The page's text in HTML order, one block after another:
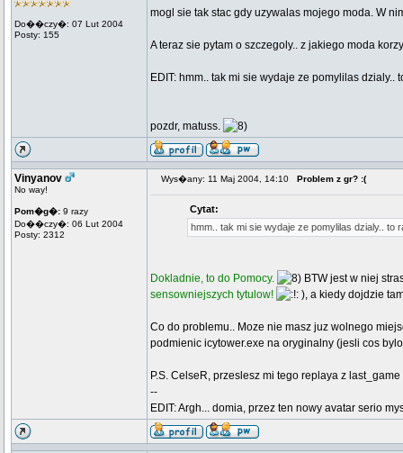
Do��czy�: 07 Lut 2004
Posty: 155
mogl sie tak stac gdy uzywalas mojego moda. W
A teraz sie pytam o szczegoly.. z jakiego moda
EDIT: hmm.. tak mi sie wydaje ze pomylilas dzialy..
pozdr, matuss.
Vinyanov
No way!
Pom�g�: 9 razy
Do��czy�: 06 Lut 2004
Posty: 2312
Wys�any: 11 Maj 2004, 14:10 Problem z gr? :(
Cytat:
hmm.. tak mi sie wydaje ze pomylilas dzialy.. to
Dokladnie, to do Pomocy.
BTW jest w niej
sensowniejszych tytulow!
), a kiedy dojdzie
Co do problemu.. Moze nie masz juz wolnego
podmienic icytower.exe na oryginalny (jesli cos
P.S. CelseR, przeslesz mi tego replaya z
--
EDIT: Argh... domia, przez ten nowy avatar serio